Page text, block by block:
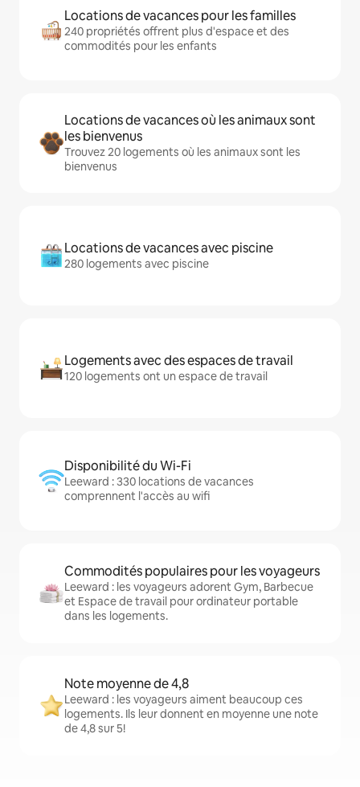
Locations de vacances pour les familles
240 propriétés offrent plus d'espace et des
commodités pour les enfants
Locations de vacances où les animaux sont
les bienvenus
Trouvez 20 logements où les animaux sont les
bienvenus
Locations de vacances avec piscine
280 logements avec piscine
Logements avec des espaces de travail
120 logements ont un espace de travail
Disponibilité du Wi-Fi
Leeward : 330 locations de vacances
comprennent l'accès au wifi
Commodités populaires pour les voyageurs
Leeward : les voyageurs adorent Gym, Barbecue
et Espace de travail pour ordinateur portable
dans les logements.
Note moyenne de 4,8
Leeward : les voyageurs aiment beaucoup ces
logements. Ils leur donnent en moyenne une note
de 4,8 sur 5!